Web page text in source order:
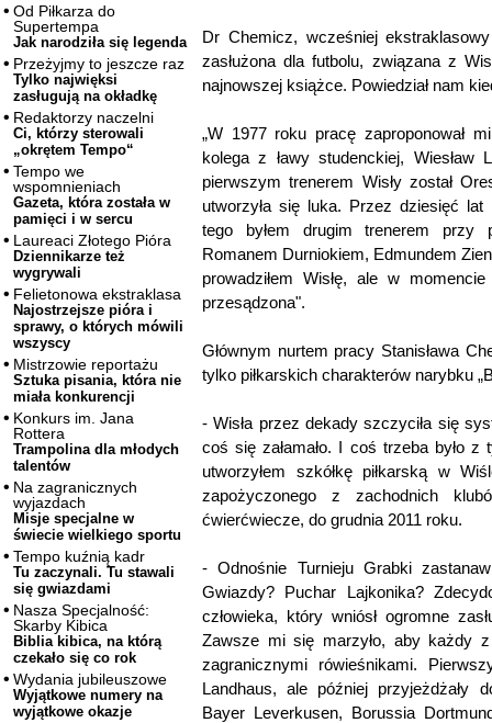
Od Piłkarza do
Supertempa
Jak narodziła się legenda
Przeżyjmy to jeszcze raz
Tylko najwięksi
zasługują na okładkę
Redaktorzy naczelni
Ci, którzy sterowali
„okrętem Tempo“
Tempo we
wspomnieniach
Gazeta, która została w
pamięci i w sercu
Laureaci Złotego Pióra
Dziennikarze też
wygrywali
Felietonowa ekstraklasa
Najostrzejsze pióra i
sprawy, o których mówili
wszyscy
Mistrzowie reportażu
Sztuka pisania, która nie
miała konkurencji
Konkurs im. Jana
Rottera
Trampolina dla młodych
talentów
Na zagranicznych
wyjazdach
Misje specjalne w
świecie wielkiego sportu
Tempo kuźnią kadr
Tu zaczynali. Tu stawali
się gwiazdami
Nasza Specjalność:
Skarby Kibica
Biblia kibica, na którą
czekało się co rok
Wydania jubileuszowe
Wyjątkowe numery na
wyjątkowe okazje
Dr Chemicz, wcześniej
zasłużona dla futbolu, związana z
najnowszej książce. Powiedział nam
„W 1977 roku pracę zaproponował
kolega z ławy studenckiej, Wiesław
pierwszym trenerem Wisły został
utworzyła się luka. Przez dziesięć lat
tego byłem drugim trenerem przy
Romanem Durniokiem, Edmundem
prowadziłem Wisłę, ale w
przesądzona".
Głównym nurtem pracy Stanisława
tylko piłkarskich charakterów narybku
- Wisła przez dekady szczyciła się
coś się załamało. I coś trzeba było
utworzyłem szkółkę piłkarską w
zapożyczonego z zachodnich
ćwierćwiecze, do grudnia 2011 roku.
- Odnośnie Turnieju Grabki
Gwiazdy? Puchar Lajkonika?
człowieka, który wniósł ogromne
Zawsze mi się marzyło, aby każdy
zagranicznymi rówieśnikami.
Landhaus, ale później przyjeżdżały
Bayer Leverkusen, Borussia